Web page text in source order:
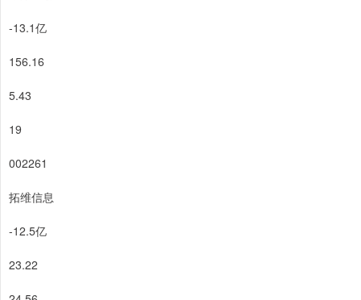
-13.1亿
156.16
5.43
19
002261
拓维信息
-12.5亿
23.22